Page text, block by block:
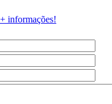
informações!